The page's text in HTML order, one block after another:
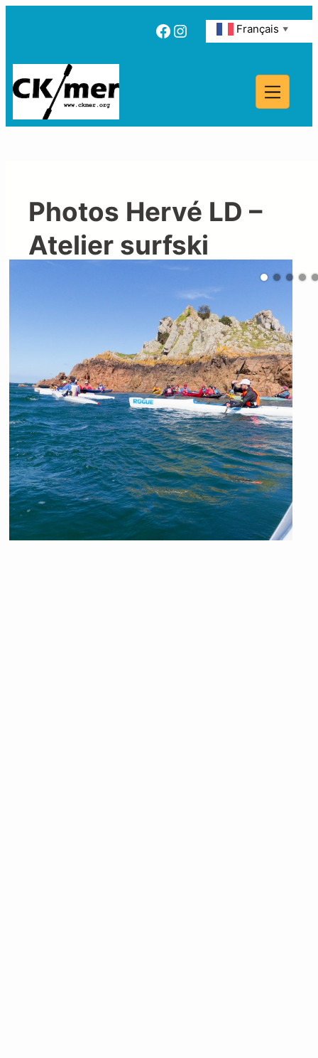
Facebook
InstagramFrançais ▼
CONTACT•
Formulaire de contact
Photos Hervé LD –
Atelier surfski